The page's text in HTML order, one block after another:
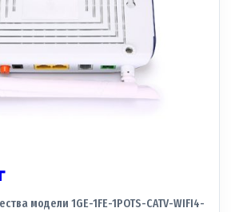
модели 1GE-1FE-1POTS-CATV-WIFI4-